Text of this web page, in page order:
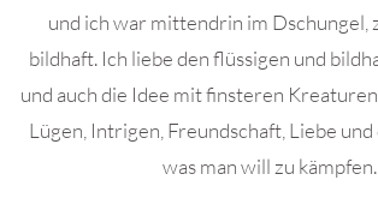
und ich war mittendrin im Dschungel,
bildhaft. Ich liebe den flüssigen und
und auch die Idee mit finsteren
Lügen, Intrigen, Freundschaft, Liebe
was man will zu kämpfen.